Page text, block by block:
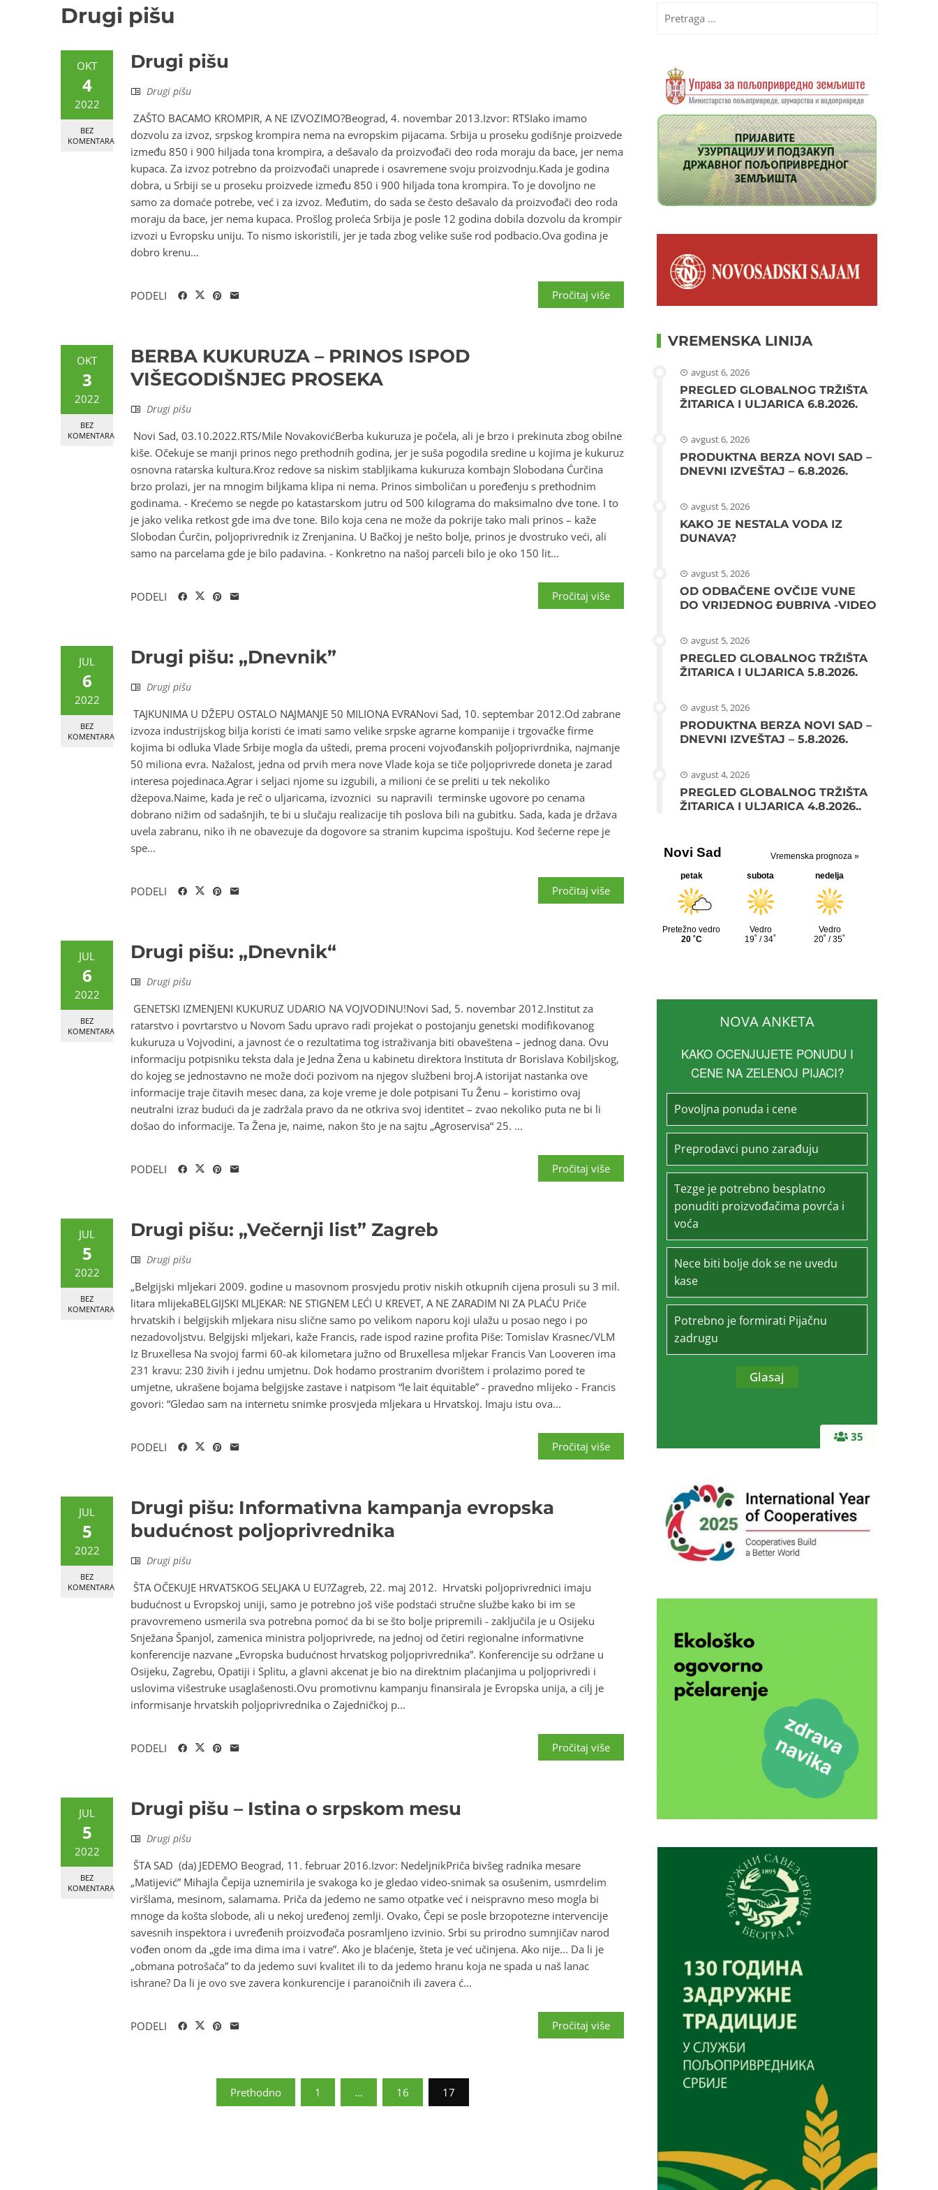
Drugi pišu
OKT
4
2022
BEZ
KOMENTARA
Drugi pišu
Drugi pišu
ZAŠTO BACAMO KROMPIR, A NE IZVOZIMO?Beograd, 4. novembar 2013.Izvor: RTSIako imamo
dozvolu za izvoz, srpskog krompira nema na evropskim pijacama. Srbija u proseku godišnje proizvede
između 850 i 900 hiljada tona krompira, a dešavalo da proizvođači deo roda moraju da bace, jer nema
kupaca. Za izvoz potrebno da proizvođači unaprede i osavremene svoju proizvodnju.Kada je godina
dobra, u Srbiji se u proseku proizvede između 850 i 900 hiljada tona krompira. To je dovoljno ne
samo za domaće potrebe, već i za izvoz. Međutim, do sada se često dešavalo da proizvođači deo roda
moraju da bace, jer nema kupaca. Prošlog proleća Srbija je posle 12 godina dobila dozvolu da krompir
izvozi u Evropsku uniju. To nismo iskoristili, jer je tada zbog velike suše rod podbacio.Ova godina je
dobro krenu...
Pročitaj više
PODELI
OKT
3
2022
BEZ
KOMENTARA
BERBA KUKURUZA – PRINOS ISPOD
VIŠEGODIŠNJEG PROSEKA
Drugi pišu
Novi Sad, 03.10.2022.RTS/Mile NovakovićBerba kukuruza je počela, ali je brzo i prekinuta zbog obilne
kiše. Očekuje se manji prinos nego prethodnih godina, jer je suša pogodila sredine u kojima je kukuruz
osnovna ratarska kultura.Kroz redove sa niskim stabljikama kukuruza kombajn Slobodana Ćurčina
brzo prolazi, jer na mnogim biljkama klipa ni nema. Prinos simboličan u poređenju s prethodnim
godinama. - Krećemo se negde po katastarskom jutru od 500 kilograma do maksimalno dve tone. I to
je jako velika retkost gde ima dve tone. Bilo koja cena ne može da pokrije tako mali prinos – kaže
Slobodan Ćurčin, poljoprivrednik iz Zrenjanina. U Bačkoj je nešto bolje, prinos je dvostruko veći, ali
samo na parcelama gde je bilo padavina. - Konkretno na našoj parceli bilo je oko 150 lit...
Pročitaj više
PODELI
JUL
6
2022
BEZ
KOMENTARA
Drugi pišu: „Dnevnik”
Drugi pišu
TAJKUNIMA U DŽEPU OSTALO NAJMANJE 50 MILIONA EVRANovi Sad, 10. septembar 2012.Od zabrane
izvoza industrijskog bilja koristi će imati samo velike srpske agrarne kompanije i trgovačke firme
kojima bi odluka Vlade Srbije mogla da uštedi, prema proceni vojvođanskih poljoprivrdnika, najmanje
50 miliona evra. Nažalost, jedna od prvih mera nove Vlade koja se tiče poljoprivrede doneta je zarad
interesa pojedinaca.Agrar i seljaci njome su izgubili, a milioni će se preliti u tek nekoliko
džepova.Naime, kada je reč o uljaricama, izvoznici su napravili terminske ugovore po cenama
dobrano nižim od sadašnjih, te bi u slučaju realizacije tih poslova bili na gubitku. Sada, kada je država
uvela zabranu, niko ih ne obavezuje da dogovore sa stranim kupcima ispoštuju. Kod šećerne repe je
spe...
Pročitaj više
PODELI
JUL
6
2022
BEZ
KOMENTARA
Drugi pišu: „Dnevnik“
Drugi pišu
GENETSKI IZMENJENI KUKURUZ UDARIO NA VOJVODINU!Novi Sad, 5. novembar 2012.Institut za
ratarstvo i povrtarstvo u Novom Sadu upravo radi projekat o postojanju genetski modifikovanog
kukuruza u Vojvodini, a javnost će o rezultatima tog istraživanja biti obaveštena – jednog dana. Ovu
informaciju potpisniku teksta dala je Jedna Žena u kabinetu direktora Instituta dr Borislava Kobiljskog,
do kojeg se jednostavno ne može doći pozivom na njegov službeni broj.A istorijat nastanka ove
informacije traje čitavih mesec dana, za koje vreme je dole potpisani Tu Ženu – koristimo ovaj
neutralni izraz budući da je zadržala pravo da ne otkriva svoj identitet – zvao nekoliko puta ne bi li
došao do informacije. Ta Žena je, naime, nakon što je na sajtu „Agroservisa“ 25. ...
Pročitaj više
PODELI
JUL
5
2022
BEZ
KOMENTARA
Drugi pišu: „Večernji list” Zagreb
Drugi pišu
„Belgijski mljekari 2009. godine u masovnom prosvjedu protiv niskih otkupnih cijena prosuli su 3 mil.
litara mlijekaBELGIJSKI MLJEKAR: NE STIGNEM LEĆI U KREVET, A NE ZARADIM NI ZA PLAĆU Priče
hrvatskih i belgijskih mljekara nisu slične samo po velikom naporu koji ulažu u posao nego i po
nezadovoljstvu. Belgijski mljekari, kaže Francis, rade ispod razine profita Piše: Tomislav Krasnec/VLM
Iz Bruxellesa Na svojoj farmi 60-ak kilometara južno od Bruxellesa mljekar Francis Van Looveren ima
231 kravu: 230 živih i jednu umjetnu. Dok hodamo prostranim dvorištem i prolazimo pored te
umjetne, ukrašene bojama belgijske zastave i natpisom “le lait équitable” - pravedno mlijeko - Francis
govori: “Gledao sam na internetu snimke prosvjeda mljekara u Hrvatskoj. Imaju istu ova...
Pročitaj više
PODELI
JUL
5
2022
BEZ
KOMENTARA
Drugi pišu: Informativna kampanja evropska
budućnost poljoprivrednika
Drugi pišu
ŠTA OČEKUJE HRVATSKOG SELJAKA U EU?Zagreb, 22. maj 2012. Hrvatski poljoprivre­dnici imaju
buduć­nost u Evropskoj uniji, samo je po­trebno još više po­dstaći stručne službe kako bi im se
pravovremeno usmerila sva potrebna pomoć da bi se što bolje pripremili - zaključila je u Osi­jeku
Snježana Španjol, zamenica ministra poljoprivrede, na jednoj od četiri regionalne informativ­ne
konferencije nazvane „Evrop­ska budućnost hrvatskog poljoprivrednika”. Konferencije su održane u
Osijeku, Zagrebu, Opa­tiji i Splitu, a glavni akcenat je bio na direktnim plaćanjima u po­ljoprivredi i
uslovima višestruke usaglašenosti.Ovu promotivnu kampanju fi­nansirala je Evropska unija, a cilj je
informisanje hrvatskih poljoprivrednika o Zajedničkoj p...
Pročitaj više
PODELI
JUL
5
2022
BEZ
KOMENTARA
Drugi pišu – Istina o srpskom mesu
Drugi pišu
ŠTA SAD (da) JEDEMO Beograd, 11. februar 2016.Izvor: NedeljnikPriča bivšeg radnika mesare
„Matijević” Mihajla Čepija uznemirila je svakoga ko je gledao video-snimak sa osušenim, usmrdelim
viršlama, mesinom, salamama. Priča da jedemo ne samo otpatke već i neispravno meso mogla bi
mnoge da košta slobode, ali u nekoj uređenoj zemlji. Ovako, Čepi se posle brzopotezne intervencije
savesnih inspektora i uvređenih proizvođača posramljeno izvinio. Srbi su prirodno sumnjičav narod
vođen onom da „gde ima dima ima i vatre”. Ako je blaćenje, šteta je već učinjena. Ako nije... Da li je
„obmana potrošača” to da jedemo suvi kvalitet ili to da jedemo hranu koja ne spada u naš lanac
ishrane? Da li je ovo sve zavera konkurencije i paranoičnih ili zavera ć...
Pročitaj više
PODELI
Prethodno 1 … 16 17
za:
VREMENSKA LINIJA
avgust 6, 2026
PREGLED GLOBALNOG TRŽIŠTA
ŽITARICA I ULJARICA 6.8.2026.
avgust 6, 2026
PRODUKTNA BERZA NOVI SAD –
DNEVNI IZVEŠTAJ – 6.8.2026.
avgust 5, 2026
KAKO JE NESTALA VODA IZ
DUNAVA?
avgust 5, 2026
OD ODBAČENE OVČIJE VUNE
DO VRIJEDNOG ĐUBRIVA -VIDEO
avgust 5, 2026
PREGLED GLOBALNOG TRŽIŠTA
ŽITARICA I ULJARICA 5.8.2026.
avgust 5, 2026
PRODUKTNA BERZA NOVI SAD –
DNEVNI IZVEŠTAJ – 5.8.2026.
avgust 4, 2026
PREGLED GLOBALNOG TRŽIŠTA
ŽITARICA I ULJARICA 4.8.2026..
35
NOVA ANKETA
KAKO OCENJUJETE PONUDU I
CENE NA ZELENOJ PIJACI?
Povoljna ponuda i cene
Preprodavci puno zarađuju
Tezge je potrebno besplatno
ponuditi proizvođačima povrća i
voća
Nece biti bolje dok se ne uvedu
kase
Potrebno je formirati Pijačnu
zadrugu